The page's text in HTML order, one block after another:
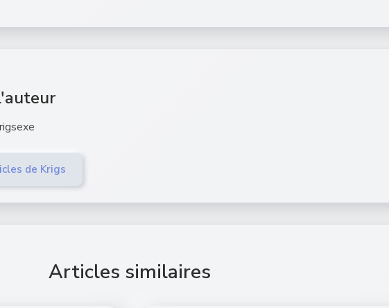
de Krigs
Articles similaires